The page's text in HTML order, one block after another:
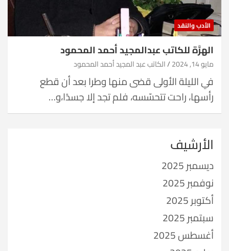
الأدب والنقد
الهرَّة للكاتب عبدالمجيد أحمد المحمود
مايو 14, 2024 الكاتب عبد المجيد أحمد المحمود
في الليلة الأولى قضى منها وطرا بعد أن قطع
رأسها، راحت تتحسّسه، فلم تجد إلا جسدًا،و…
الأرشيف
ديسمبر 2025
نوفمبر 2025
أكتوبر 2025
سبتمبر 2025
أغسطس 2025